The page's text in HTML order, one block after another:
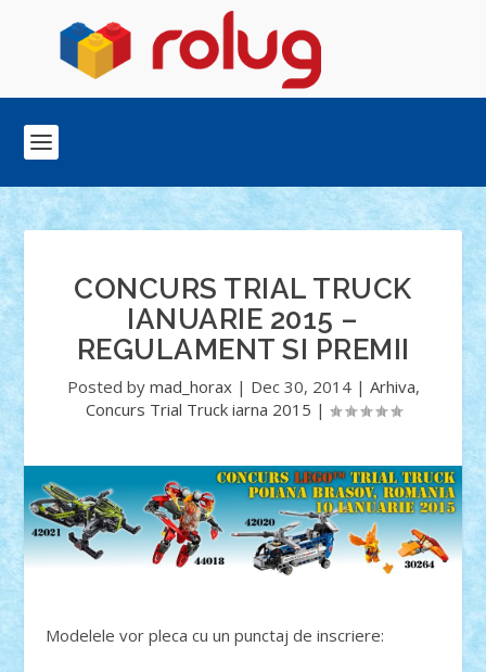
CONCURS TRIAL TRUCK
IANUARIE 2015 –
REGULAMENT SI PREMII
Posted by mad_horax| Dec 30, 2014| Arhiva,
Concurs Trial Truck iarna 2015 |
Modelele vor pleca cu un punctaj de inscriere: